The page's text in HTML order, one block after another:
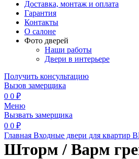
Доставка, монтаж и оплата
Гарантия
Контакты
О салоне
Фото дверей
Наши работы
Двери в интерьере
Получить консультацию
Вызов замерщика
0 0 ₽
Меню
Вызвать замерщика
0 0 ₽
Главная Входные двери для квартир
Шторм / Варм